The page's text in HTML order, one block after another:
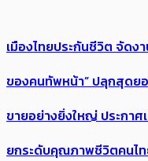
เมืองไทยประกันชีวิต จัดง
ของคนทัพหน้า” ปลุกสุดย
ขายอย่างยิ่งใหญ่ ประกา
ยกระดับคุณภาพชีวิตคนไ